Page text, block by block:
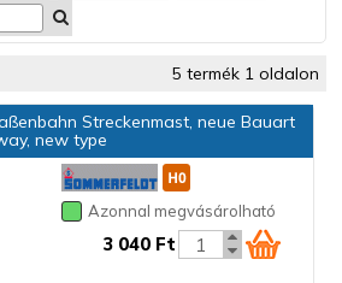
5 termék 1 oldalon
Streckenmast, neue Bauart
new type
Azonnal megvásárolható
3 040 Ft